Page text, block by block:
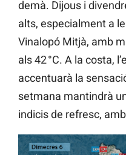
demà. Dijous i
alts, especialment a
Vinalopó Mitjà, amb
als 42 °C. A la costa,
accentuarà la
setmana mantindrà
indicis de refresc,